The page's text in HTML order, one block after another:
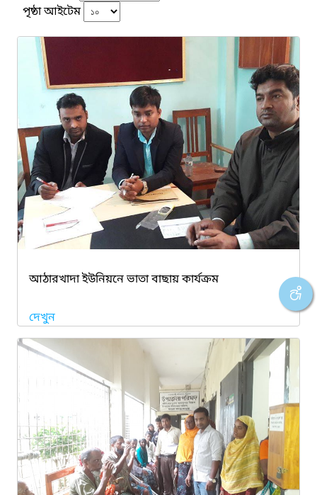
পৃষ্ঠা আইটেম
আঠারখাদা ইউনিয়নে ভাতা বাছায় কার্যক্রম
দেখুন